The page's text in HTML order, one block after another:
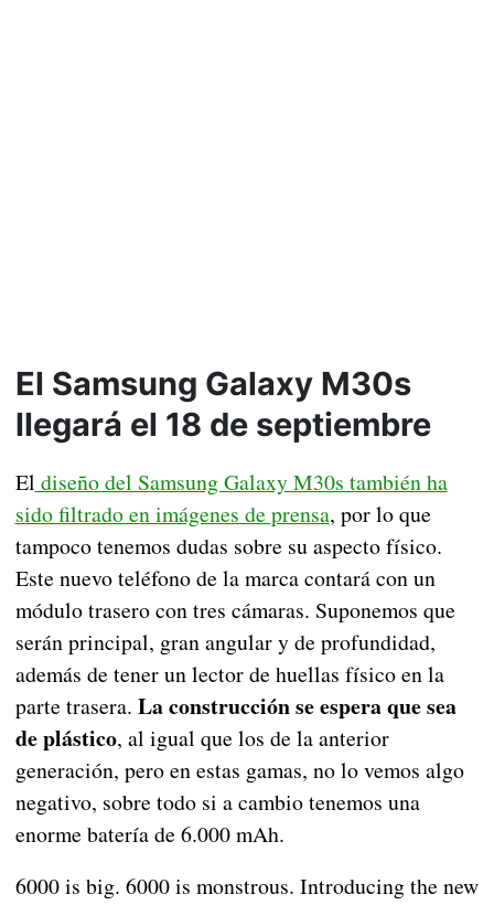
El Samsung Galaxy M30s
llegará el 18 de septiembre
El diseño del Samsung Galaxy M30s también ha
sido filtrado en imágenes de prensa, por lo que
tampoco tenemos dudas sobre su aspecto físico.
Este nuevo teléfono de la marca contará con un
módulo trasero con tres cámaras. Suponemos que
serán principal, gran angular y de profundidad,
además de tener un lector de huellas físico en la
parte trasera. La construcción se espera que sea
de plástico, al igual que los de la anterior
generación, pero en estas gamas, no lo vemos algo
negativo, sobre todo si a cambio tenemos una
enorme batería de 6.000 mAh.
6000 is big. 6000 is monstrous. Introducing the new